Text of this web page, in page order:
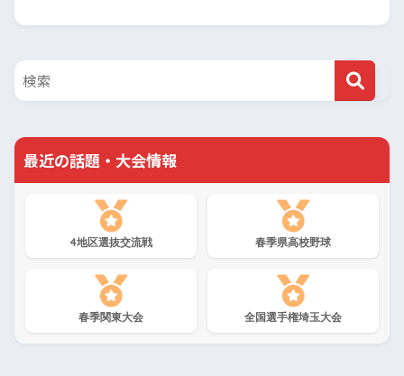
最近の話題・大会情報
4地区選抜交流戦 春季県高校野球
春季関東大会 全国選手権埼玉大会